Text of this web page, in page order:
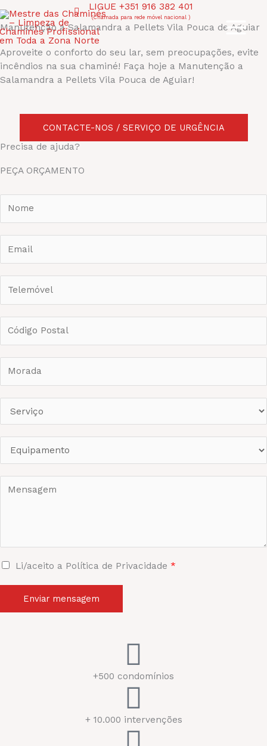
to
content
LIGUE +351 916 382 401
(Chamada para rede móvel nacional )
Manutenção a Salamandra a Pellets Vila Pouca de Aguiar
Aproveite o conforto do seu lar, sem preocupações, evite
incêndios na sua chaminé! Faça hoje a Manutenção a
Salamandra a Pellets Vila Pouca de Aguiar!
CONTACTE-NOS / SERVIÇO DE URGÊNCIA
Precisa de ajuda?
PEÇA ORÇAMENTO
Li/aceito a Política de Privacidade *
Enviar mensagem
+500 condomínios
+ 10.000 intervenções